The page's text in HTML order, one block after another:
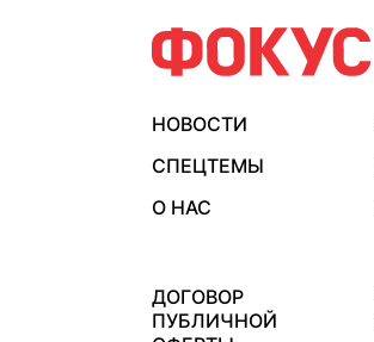
НОВОСТИ
СПЕЦТЕМЫ
О НАС
ДОГОВОР
ПУБЛИЧНОЙ